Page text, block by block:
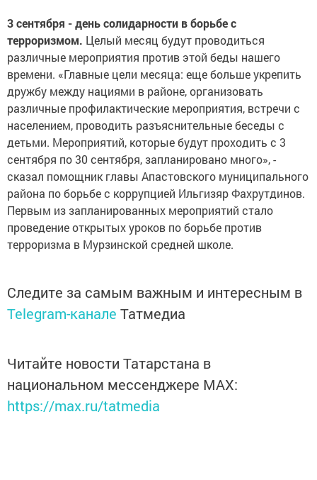
3 сентября - день солидарности в борьбе с
терроризмом. Целый месяц будут проводиться
различные мероприятия против этой беды нашего
времени. «Главные цели месяца: еще больше укрепить
дружбу между нациями в районе, организовать
различные профилактические мероприятия, встречи с
населением, проводить разъяснительные беседы с
детьми. Мероприятий, которые будут проходить с 3
сентября по 30 сентября, запланировано много», -
сказал помощник главы Апастовского муниципального
района по борьбе с коррупцией Ильгизяр Фахрутдинов.
Первым из запланированных мероприятий стало
проведение открытых уроков по борьбе против
терроризма в Мурзинской средней школе.
Следите за самым важным и интересным в
Telegram-канале Татмедиа
Читайте новости Татарстана в
национальном мессенджере MАХ:
https://max.ru/tatmedia